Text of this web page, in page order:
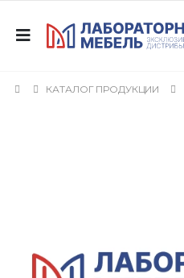
КАТАЛОГ ПРОДУКЦИИ